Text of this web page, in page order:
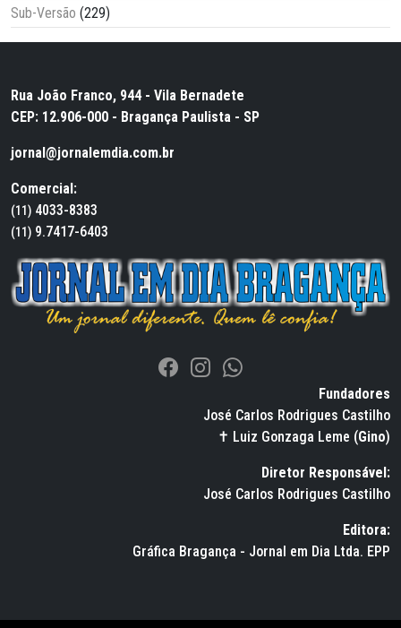
Sub-Versão (229)
Rua João Franco, 944 - Vila Bernadete
CEP: 12.906-000 - Bragança Paulista - SP
jornal@jornalemdia.com.br
Comercial:
(11) 4033-8383
(11) 9.7417-6403
Fundadores
José Carlos Rodrigues Castilho
✝ Luiz Gonzaga Leme (Gino)
Diretor Responsável:
José Carlos Rodrigues Castilho
Editora:
Gráfica Bragança - Jornal em Dia Ltda. EPP